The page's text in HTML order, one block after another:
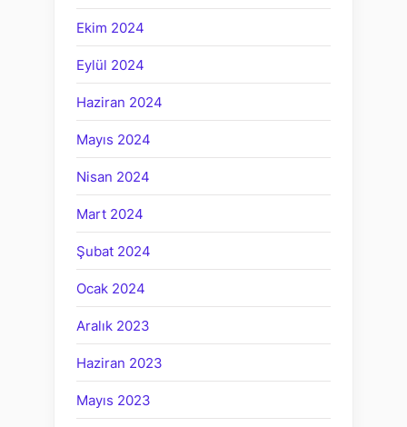
Ekim 2024
Eylül 2024
Haziran 2024
Mayıs 2024
Nisan 2024
Mart 2024
Şubat 2024
Ocak 2024
Aralık 2023
Haziran 2023
Mayıs 2023